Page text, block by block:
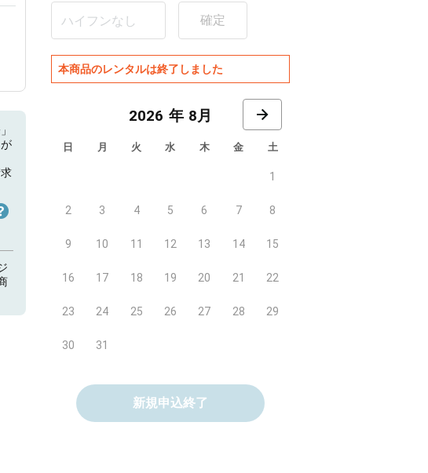
確定
本商品のレンタルは終了しました
8月
日 月 火 水 木 金 土
1
2 3 4 5 6 7 8
9 10 11 12 13 14 15
16 17 18 19 20 21 22
23 24 25 26 27 28 29
30 31
新規申込終了